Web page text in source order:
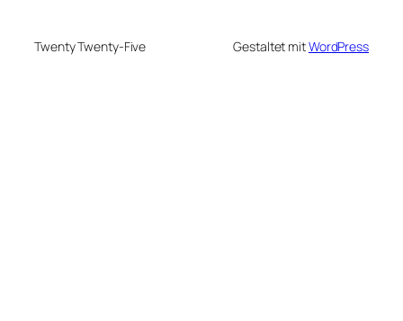
Twenty Twenty-Five Gestaltet mitWordPress